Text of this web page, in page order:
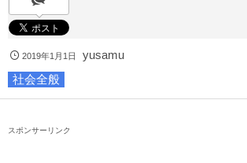
2019年1月1日
yusamu
社会全般
スポンサーリンク